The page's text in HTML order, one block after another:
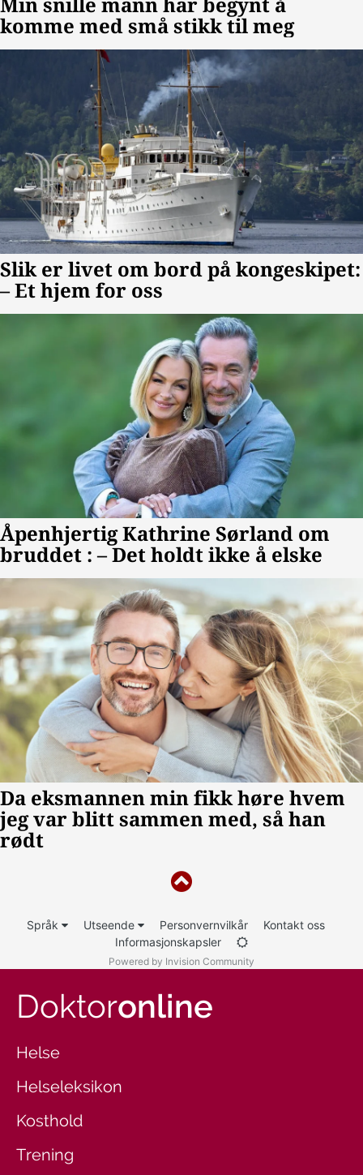
Språk Utseende Personvernvilkår
Kontakt oss
Informasjonskapsler
Powered by Invision Community
Doktoronline
Helse
Helseleksikon
Kosthold
Trening